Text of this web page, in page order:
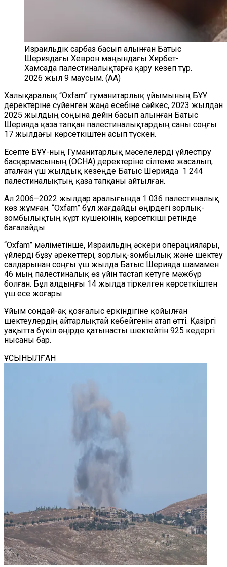
Израильдік сарбаз басып алынған Батыс
Шериядағы Хеврон маңындағы Хирбет-
Хамсада палестиналықтарға қару кезеп тұр.
2026 жыл 9 маусым. (AA)
Халықаралық “Oxfam” гуманитарлық ұйымының БҰҰ
деректеріне сүйенген жаңа есебіне сәйкес, 2023 жылдан
2025 жылдың соңына дейін басып алынған Батыс
Шерияда қаза тапқан палестиналықтардың саны соңғы
17 жылдағы көрсеткіштен асып түскен.
Есепте БҰҰ-ның Гуманитарлық мәселелерді үйлестіру
басқармасының (OCHA) деректеріне сілтеме жасалып,
аталған үш жылдық кезеңде Батыс Шерияда 1 244
палестиналықтың қаза тапқаны айтылған.
Ал 2006–2022 жылдар аралығында 1 036 палестиналық
көз жұмған. “Oxfam” бұл жағдайды өңірдегі зорлық-
зомбылықтың күрт күшеюінің көрсеткіші ретінде
бағалайды.
“Oxfam” мәліметінше, Израильдің әскери операциялары,
үйлерді бұзу әрекеттері, зорлық-зомбылық және шектеу
салдарынан соңғы үш жылда Батыс Шерияда шамамен
46 мың палестиналық өз үйін тастап кетуге мәжбүр
болған. Бұл алдыңғы 14 жылда тіркелген көрсеткіштен
үш есе жоғары.
Ұйым сондай-ақ қозғалыс еркіндігіне қойылған
шектеулердің айтарлықтай көбейгенін атап өтті. Қазіргі
уақытта бүкіл өңірде қатынасты шектейтін 925 кедергі
нысаны бар.
ҰСЫНЫЛҒАН